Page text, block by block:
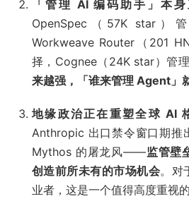
「管理 AI 编码助手」本
OpenSpec（57K star）
Workweave Router（201
择，Cognee（24K star）管理
来越强，「谁来管理 Agent」
地缘政治正在重塑全球 AI
Anthropic 出口禁令窗口期推
Mythos 的屠龙风——监管壁
创造前所未有的市场机会。对
业者，这是一个值得高度重视的